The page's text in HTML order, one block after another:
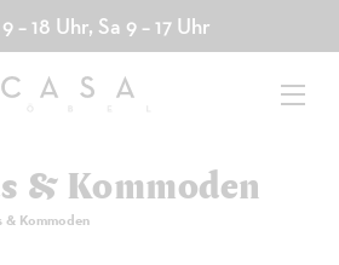
– 18 Uhr, Sa 9 – 17 Uhr
& Kommoden
& Kommoden